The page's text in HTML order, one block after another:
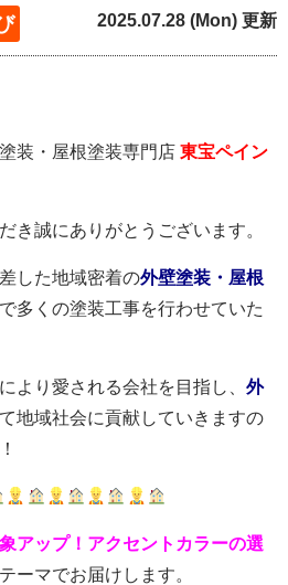
2025.07.28 (Mon) 更新
装・屋根塗装専門店 東宝ペイン
き誠にありがとうございます。
した地域密着の外壁塗装・屋根
多くの塗装工事を行わせていた
より愛される会社を目指し、 外
地域社会に貢献していきますの
アップ！アクセントカラーの選
ーマでお届けします。